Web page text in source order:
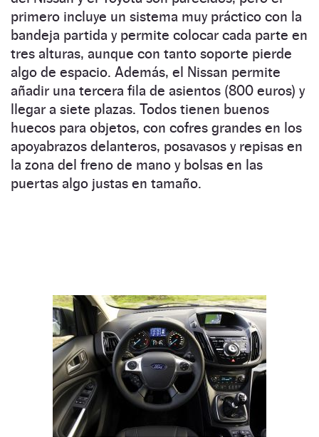
primero incluye un sistema muy práctico con la
bandeja partida y permite colocar cada parte en
tres alturas, aunque con tanto soporte pierde
algo de espacio. Además, el Nissan permite
añadir una tercera fila de asientos (800 euros) y
llegar a siete plazas. Todos tienen buenos
huecos para objetos, con cofres grandes en los
apoyabrazos delanteros, posavasos y repisas en
la zona del freno de mano y bolsas en las
puertas algo justas en tamaño.